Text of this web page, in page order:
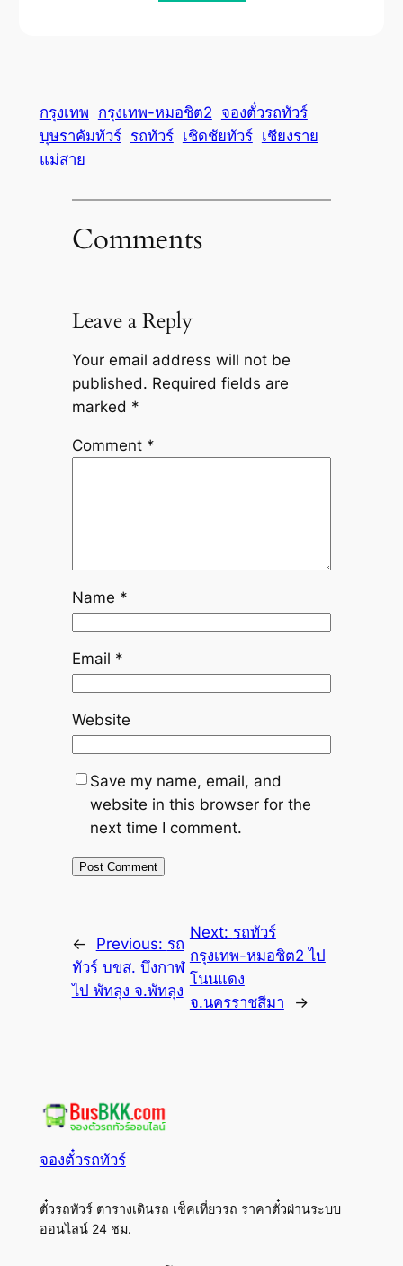
กรุงเทพ กรุงเทพ-หมอชิต2 จองตั๋วรถทัวร์
บุษราคัมทัวร์ รถทัวร์ เชิดชัยทัวร์ เชียงราย
แม่สาย
Comments
Leave a Reply
Your email address will not be
published. Required fields are
marked *
Comment *
Name *
Email *
Website
Save my name, email, and
website in this browser for the
next time I comment.
← Previous: รถ
ทัวร์ บขส. บึงกาฬ
ไป พัทลุง จ.พัทลุง
Next: รถทัวร์
กรุงเทพ-หมอชิต2 ไป
โนนแดง
จ.นครราชสีมา
→
จองตั๋วรถทัวร์
ตั๋วรถทัวร์ ตารางเดินรถ เช็คเที่ยวรถ ราคาตั๋วผ่านระบบ
ออนไลน์ 24 ชม.